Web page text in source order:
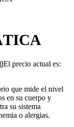
El precio actual es:
que mide el nivel
en su cuerpo y
su sistema
o alergias.